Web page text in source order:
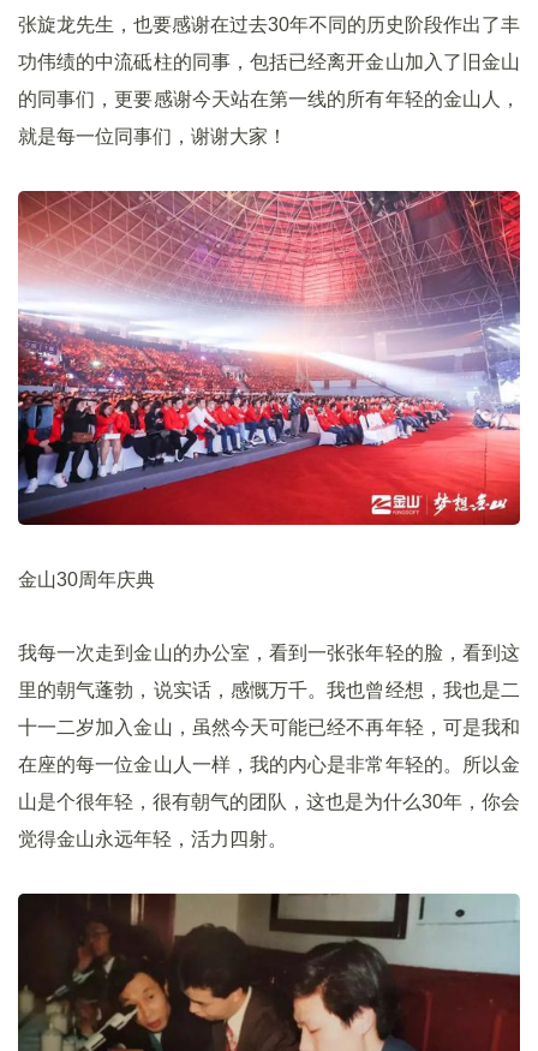
张旋龙先生，也要感谢在过去30年不同的历史阶段作出了丰
功伟绩的中流砥柱的同事，包括已经离开金山加入了旧金山
的同事们，更要感谢今天站在第一线的所有年轻的金山人，
就是每一位同事们，谢谢大家！
金山30周年庆典
我每一次走到金山的办公室，看到一张张年轻的脸，看到这
里的朝气蓬勃，说实话，感慨万千。我也曾经想，我也是二
十一二岁加入金山，虽然今天可能已经不再年轻，可是我和
在座的每一位金山人一样，我的内心是非常年轻的。所以金
山是个很年轻，很有朝气的团队，这也是为什么30年，你会
觉得金山永远年轻，活力四射。